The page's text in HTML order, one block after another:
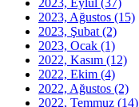
2023, Ağustos (15)
2023, Şubat (2)
2023, Ocak (1)
2022, Kasım (12)
2022, Ekim (4)
2022, Ağustos (2)
2022, Temmuz (14)